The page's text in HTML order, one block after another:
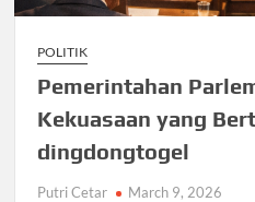
POLITIK
Pemerintahan
Kekuasaan yang
dingdongtogel
Putri Cetar March 9, 2026